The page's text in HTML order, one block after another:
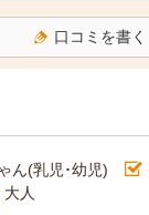
口コミを書く
ん(乳児･幼児)
大人